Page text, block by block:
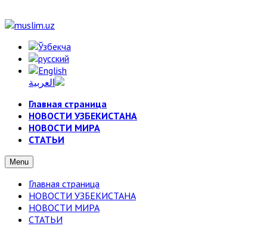
Главная страница
НОВОСТИ УЗБЕКИСТАНА
НОВОСТИ МИРА
СТАТЬИ
Menu
Главная страница
НОВОСТИ УЗБЕКИСТАНА
НОВОСТИ МИРА
СТАТЬИ